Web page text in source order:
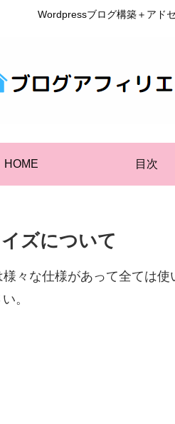
Wordpressブログ構築＋アド
HOME 目次
ズについて
々な仕様があって全ては
。